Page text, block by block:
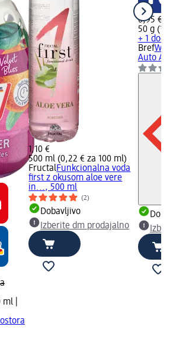
|
1,10 €
500 ml (0,22 € za 100 ml)
FructalFunkcionalna voda
first z okusom aloe vere
in..., 500 ml
(2)
Dobavljivo
Izberite dm prodajalno
0,95 €
50 g
+ 1
BrefWC
Auto